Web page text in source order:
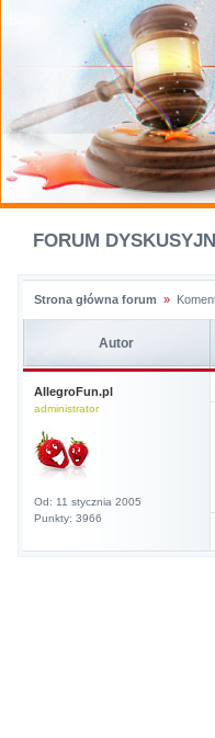
FORUM
Strona główna forum »
Autor
AllegroFun.pl
administrator
Od: 11 stycznia 2005
Punkty: 3966